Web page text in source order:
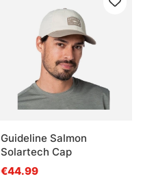
Guideline Salmon
Solartech Cap
€44.99